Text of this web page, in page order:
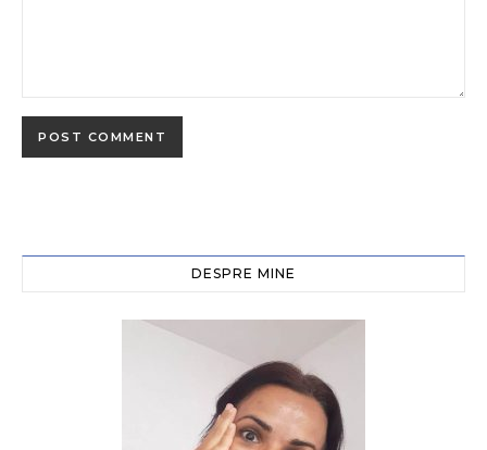
DESPRE MINE